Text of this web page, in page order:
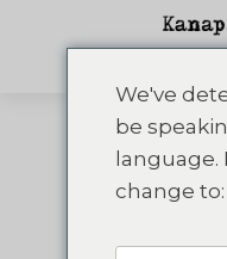
Pradžia/
We've
be
language.
change to: